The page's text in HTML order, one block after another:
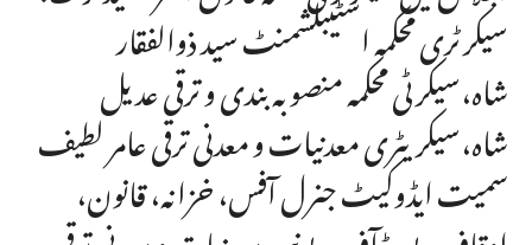
سیکرٹری محکمہ اسٹیبلشمنٹ سید ذوالفقار
شاہ،سیکرٹی محکمہ منصوبہ بندی و ترقی عدیل
شاہ،سیکریٹری معدنیات و معدنی ترقی عامر لطیف
سمیت ایڈوکیٹ جنرل آفس، خزانہ، قانون،